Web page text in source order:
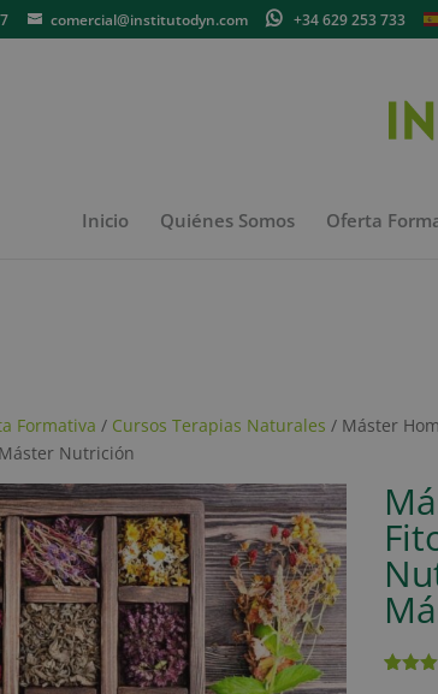
comercial@institutodyn.com +34 629 253 733
Inicio Quiénes Somos Oferta
Formativa / Cursos Terapias Naturales / Máster
Nutrición